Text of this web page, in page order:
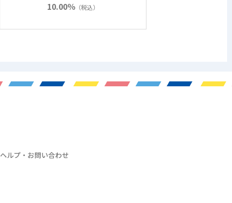
10.00％（税込）
ヘルプ・お問い合わせ